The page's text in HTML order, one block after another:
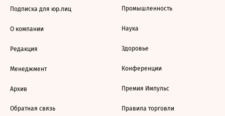
Подписка для юр.лиц
О компании
Редакция
Менеджмент
Архив
Обратная связь
Промышленность
Наука
Здоровье
Конференции
Премия Импульс
Правила торговли